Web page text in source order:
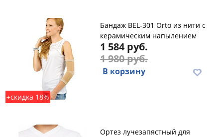
+скидка 18%
Бандаж BEL-301 Orto из нити с
керамическим напылением
1 584 руб.
1 980 руб.
В корзину
Ортез лучезапястный для